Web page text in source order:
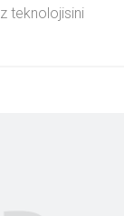
teknolojisini